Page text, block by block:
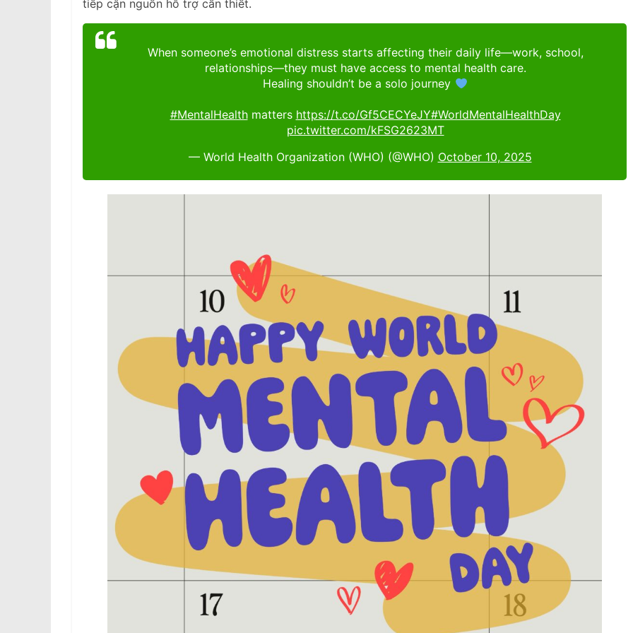
tiếp cận nguồn hỗ trợ cần thiết.
When someone’s emotional distress starts affecting their daily life—work, school,
relationships—they must have access to mental health care.
Healing shouldn’t be a solo journey
#MentalHealthmatters https://t.co/Gf5CECYeJY#WorldMentalHealthDay
pic.twitter.com/kFSG2623MT
— World Health Organization (WHO) (@WHO) October 10, 2025